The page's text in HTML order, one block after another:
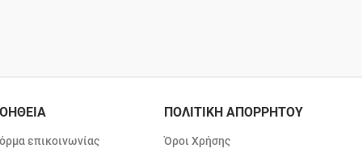
επικοινωνίας
ΠΟΛΙΤΙΚΗ ΑΠΟΡΡΗΤΟΥ
Όροι Χρήσης